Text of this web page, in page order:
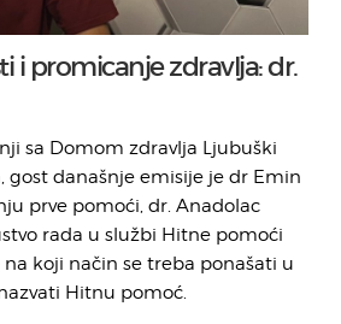
i promicanje zdravlja: dr.
sa Domom zdravlja Ljubuški
današnje emisije je dr Emin
prve pomoći, dr. Anadolac
rada u službi Hitne pomoći
koji način se treba ponašati u
Hitnu pomoć.